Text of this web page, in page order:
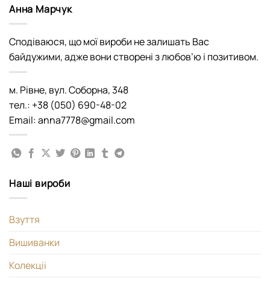
Анна Марчук
Сподіваюся, що мої вироби не залишать Вас
байдужими, адже вони створені з любов’ю і позитивом.
м. Рівне, вул. Соборна, 348
тел.: +38 (050) 690-48-02
Email: anna7778@gmail.com
Наші вироби
Взуття
Вишиванки
Колекціі